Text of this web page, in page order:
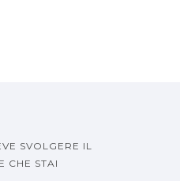
SVOLGERE IL
CHE STAI